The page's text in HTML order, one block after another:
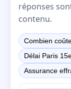
réponses
contenu.
Combien
Délai Paris
Assurance